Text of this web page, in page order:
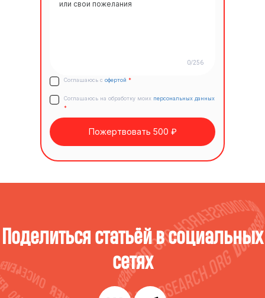
0/256
Соглашаюсь с офертой *
Соглашаюсь на обработку моих персональных данных
*
Пожертвовать 500 ₽
Поделиться статьёй в социальных
сетях